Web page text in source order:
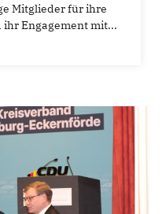
Mitglieder für ihre
Engagement mit...